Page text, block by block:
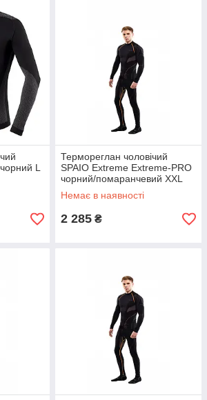
L
Термореглан чоловічий
SPAIO Extreme Extreme-PRO
чорний/помаранчевий XXL
(5901282515013)
Немає в наявності
2 285 ₴